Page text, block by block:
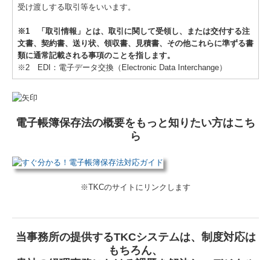
受け渡しする取引等をいいます。
※1 「取引情報」とは、取引に関して受領し、または交付する注
文書、契約書、送り状、領収書、見積書、その他これらに準ずる書
類に通常記載される事項のことを指します。
※2 EDI：電子データ交換（Electronic Data Interchange）
電子帳簿保存法の概要をもっと知りたい方はこち
ら
※TKCのサイトにリンクします
当事務所の提供するTKCシステムは、制度対応は
もちろん、